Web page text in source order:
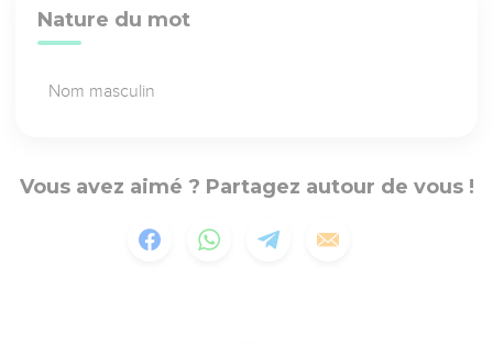
Nature du mot
Nom masculin
Vous avez aimé ? Partagez autour de vous !